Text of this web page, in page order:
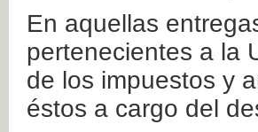
En aquellas
pertenecientes a la
de los impuestos y
éstos a cargo del